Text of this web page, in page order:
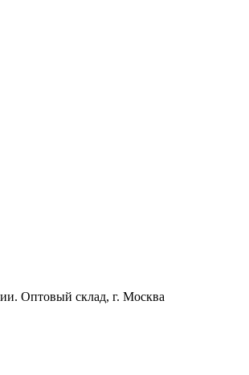
Оптовый склад, г. Москва